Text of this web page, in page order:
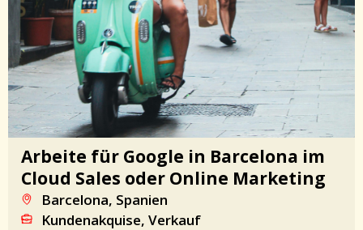
Arbeite für Google in Barcelona im
Cloud Sales oder Online Marketing
Barcelona, Spanien
Kundenakquise, Verkauf